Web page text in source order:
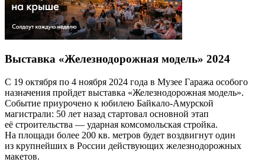
Выставка «Железнодорожная модель» 2024
С 19 октября по 4 ноября 2024 года в Музее Гаража особого
назначения пройдет выставка «Железнодорожная модель».
Событие приурочено к юбилею Байкало-Амурской
магистрали: 50 лет назад стартовал основной этап
её строительства — ударная комсомольская стройка.
На площади более 200 кв. метров будет воздвигнут один
из крупнейших в России действующих железнодорожных
макетов.